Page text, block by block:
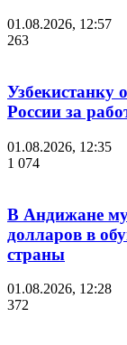
01.08.2026, 12:57
263
Узбекистанку
России за
01.08.2026, 12:35
1 074
В Андижане
долларов в
страны
01.08.2026, 12:28
372